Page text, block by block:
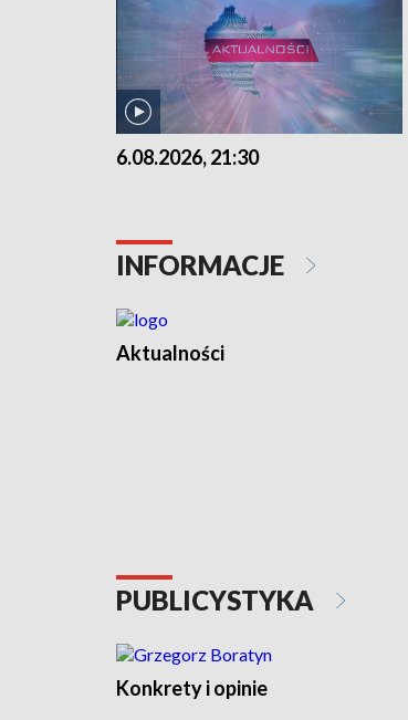
6.08.2026, 21:30
INFORMACJE
Aktualności
PUBLICYSTYKA
Konkrety i opinie